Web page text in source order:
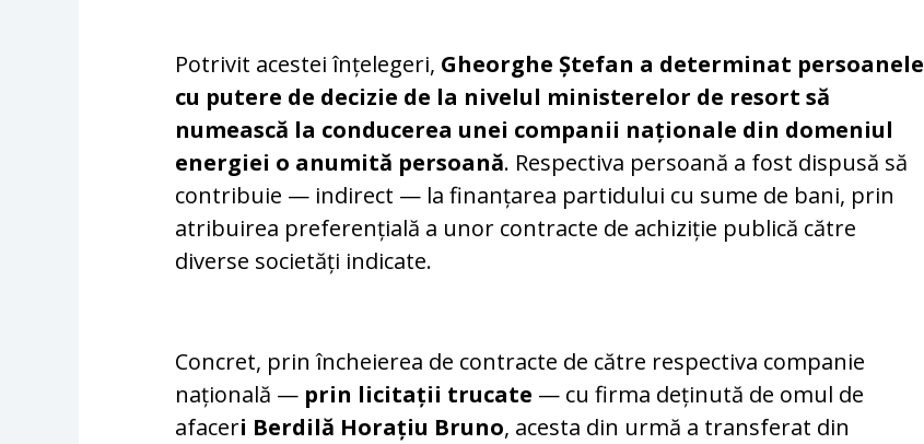
Potrivit acestei înțelegeri, Gheorghe Ștefan a determinat persoanele
cu putere de decizie de la nivelul ministerelor de resort să
numească la conducerea unei companii naționale din domeniul
energiei o anumită persoană. Respectiva persoană a fost dispusă să
contribuie — indirect — la finanțarea partidului cu sume de bani, prin
atribuirea preferențială a unor contracte de achiziție publică către
diverse societăți indicate.
Concret, prin încheierea de contracte de către respectiva companie
națională — prin licitații trucate — cu firma deținută de omul de
afaceri Berdilă Horațiu Bruno, acesta din urmă a transferat din